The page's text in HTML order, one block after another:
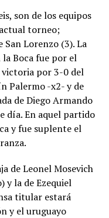
son de los equipos
torneo;
San Lorenzo (3). La
Boca fue por el
por 3-0 del
Palermo -x2- y de
de Diego Armando
día. En aquel partido
y fue suplente el
de Leonel Mosevich
y la de Ezequiel
titular estará
y el uruguayo